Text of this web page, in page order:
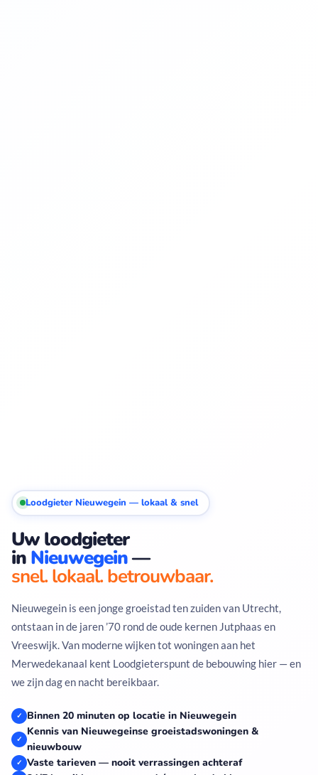
Loodgieter Nieuwegein — lokaal & snel
Uw loodgieter
in Nieuwegein—
snel. lokaal. betrouwbaar.
Nieuwegein is een jonge groeistad ten zuiden van Utrecht,
ontstaan in de jaren ’70 rond de oude kernen Jutphaas en
Vreeswijk. Van moderne wijken tot woningen aan het
Merwedekanaal kent Loodgieterspunt de bebouwing hier — en
we zijn dag en nacht bereikbaar.
✓ Binnen 20 minuten op locatie in Nieuwegein
✓
Kennis van Nieuwegeinse groeistadswoningen &
nieuwbouw
✓ Vaste tarieven — nooit verrassingen achteraf